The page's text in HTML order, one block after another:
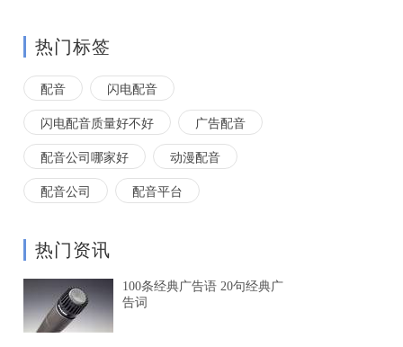
热门标签
配音
闪电配音
闪电配音质量好不好
广告配音
配音公司哪家好
动漫配音
配音公司
配音平台
热门资讯
100条经典广告语 20句经典广
告词